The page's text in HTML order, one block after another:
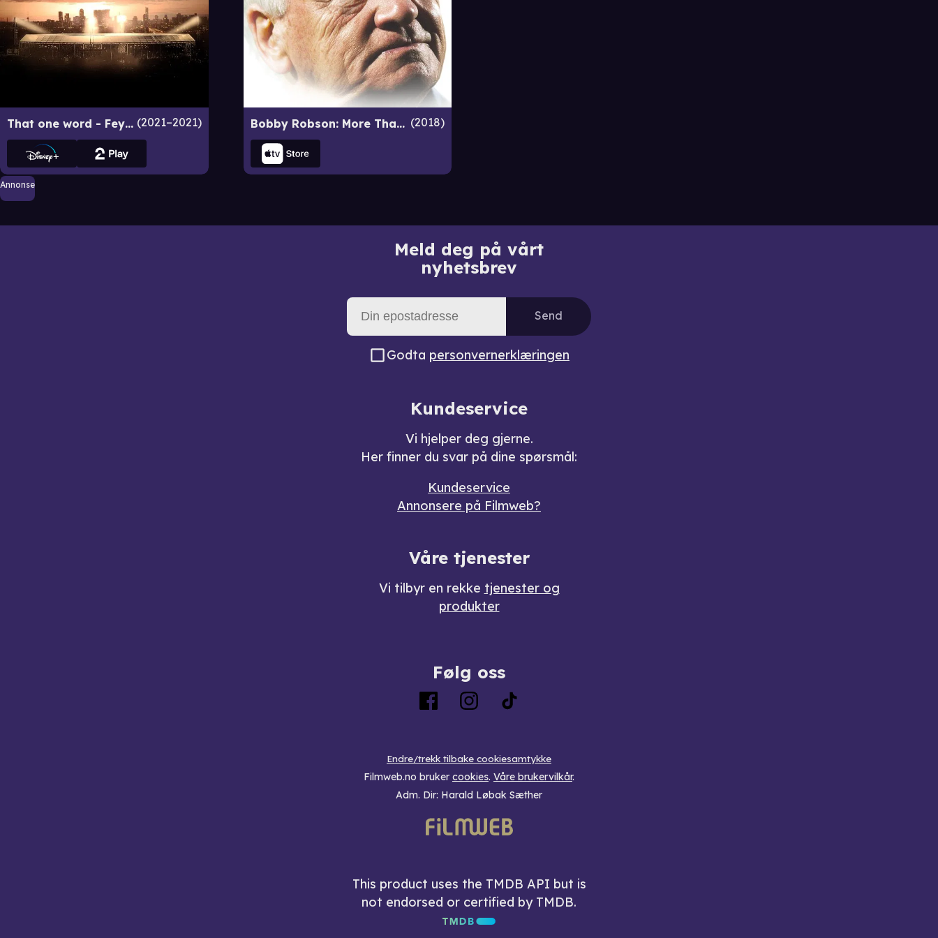
That one word - Feyenoord 2021–2021 Bobby Robson: More Than a Manager 2018
Annonse
Meld deg på vårt
nyhetsbrev
Send
Godta personvernerklæringen
Kundeservice
Vi hjelper deg gjerne.
Her finner du svar på dine spørsmål:
Kundeservice
Annonsere på Filmweb?
Våre tjenester
Vi tilbyr en rekke tjenester og
produkter
Følg oss
Endre/trekk tilbake cookiesamtykke
Filmweb.no bruker cookies. Våre brukervilkår.
Adm. Dir: Harald Løbak Sæther
This product uses the TMDB API but is
not endorsed or certified by TMDB.